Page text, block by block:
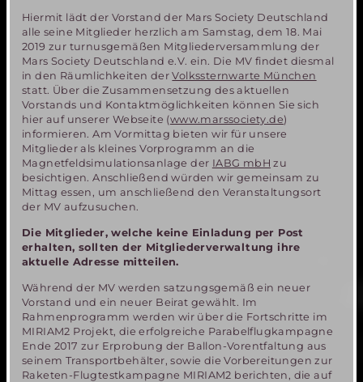
Hiermit lädt der Vorstand der Mars Society Deutschland
alle seine Mitglieder herzlich am Samstag, dem 18. Mai
2019 zur turnusgemäßen Mitgliederversammlung der
Mars Society Deutschland e.V. ein. Die MV findet diesmal
in den Räumlichkeiten derVolkssternwarte München
statt. Über die Zusammensetzung des aktuellen
Vorstands und Kontaktmöglichkeiten können Sie sich
hier auf unserer Webseite (www.marssociety.de)
informieren. Am Vormittag bieten wir für unsere
Mitglieder als kleines Vorprogramm an die
Magnetfeldsimulationsanlage der IABG mbH zu
besichtigen. Anschließend würden wir gemeinsam zu
Mittag essen, um anschließend den Veranstaltungsort
der MV aufzusuchen.
Die Mitglieder, welche keine Einladung per Post
erhalten, sollten der Mitgliederverwaltung ihre
aktuelle Adresse mitteilen.
Während der MV werden satzungsgemäß ein neuer
Vorstand und ein neuer Beirat gewählt. Im
Rahmenprogramm werden wir über die Fortschritte im
MIRIAM2 Projekt, die erfolgreiche Parabelflugkampagne
Ende 2017 zur Erprobung der Ballon-Vorentfaltung aus
seinem Transportbehälter, sowie die Vorbereitungen zur
Raketen-Flugtestkampagne MIRIAM2 berichten, die auf